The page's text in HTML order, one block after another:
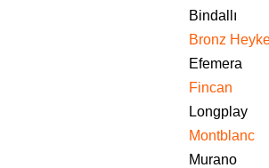
Bindallı
Bronz
Efemera
Fincan
Longplay
Montblanc
Murano